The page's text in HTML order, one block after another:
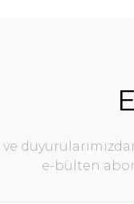
ve
e-bülten